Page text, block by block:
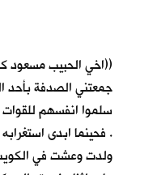
((اخي الحبيب
جمعتني الصدفة بأحد
سلموا انفسهم
. فحينما ابدى
ولدت وعشت في